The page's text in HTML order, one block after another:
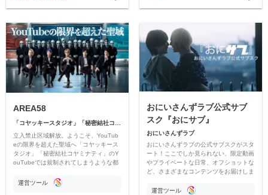
AREA58
「コヤッキースタジオ」「秘密結社コヤミナティ」
立入禁止区域解放。ようこそ、YouTub
eの限界を超えた聖域へ「コヤッキース
タジオ」「秘密結社コヤミナティ」のY
ouTubeでは規制されてしまうような都
公開。
運営ツール
おにいさんずラブ公式サブ
スク『おにサブ』
おにいさんずラブ
おにいさんずラブの公式サブスクがスタ
ート！ここでしか見られない、限定動画
やプライベートな日常、オフショットな
ど、さまざまなコンテンツをお届けしま
運営ツール